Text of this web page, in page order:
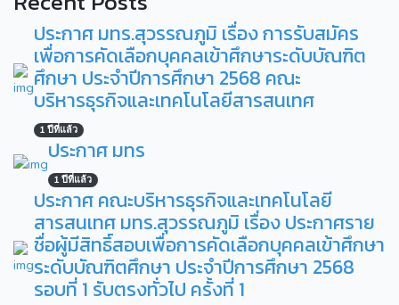
ประกาศ มทร.สุวรรณภูมิ เรื่อง การรับสมัคร
เพื่อการคัดเลือกบุคคลเข้าศึกษาระดับบัณฑิต
ศึกษา ประจำปีการศึกษา 2568 คณะ
บริหารธุรกิจและเทคโนโลยีสารสนเทศ
1 ปีที่แล้ว
ประกาศ มทร
1 ปีที่แล้ว
ประกาศ คณะบริหารธุรกิจและเทคโนโลยี
สารสนเทศ มทร.สุวรรณภูมิ เรื่อง ประกาศราย
ชื่อผู้มีสิทธิ์สอบเพื่อการคัดเลือกบุคคลเข้าศึกษา
ระดับบัณฑิตศึกษา ประจำปีการศึกษา 2568
รอบที่ 1 รับตรงทั่วไป ครั้งที่ 1